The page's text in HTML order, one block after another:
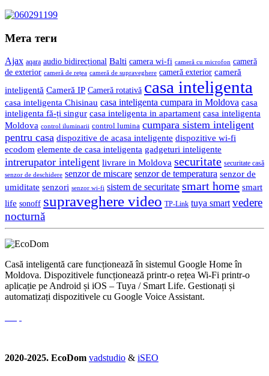
Мета теги
Ajax aqara audio bidirecțional Balti camera wi-fi cameră cu microfon cameră
de exterior cameră de rețea cameră de supraveghere cameră exterior cameră
inteligentă Cameră IP Cameră rotativă casa inteligenta
casa inteligenta Chisinau casa inteligenta cumpara in Moldova casa
inteligenta fă-ți singur casa inteligenta in apartament casa inteligenta
Moldova control iluminarii control lumina cumpara sistem inteligent
pentru casa dispozitive de acasa inteligente dispozitive wi-fi
ecodom elemente de casa inteligenta gadgeturi inteligente
intrerupator inteligent livrare in Moldova securitate securitate casă
senzor de deschidere senzor de miscare senzor de temperatura senzor de
umiditate senzori senzor wi-fi sistem de securitate smart home smart
life sonoff supraveghere video TP-Link tuya smart vedere
nocturnă
Casă inteligentă care funcționează în sistemul Google Home în
Moldova. Dispozitivele funcționează printr-o rețea Wi-Fi printr-o
aplicație pe Android și iOS – Tuya / Smart Life. Gestionați și
automatizați dispozitivele cu Google Voice Assistant.
2020-2025. EcoDom vadstudio & iSEO